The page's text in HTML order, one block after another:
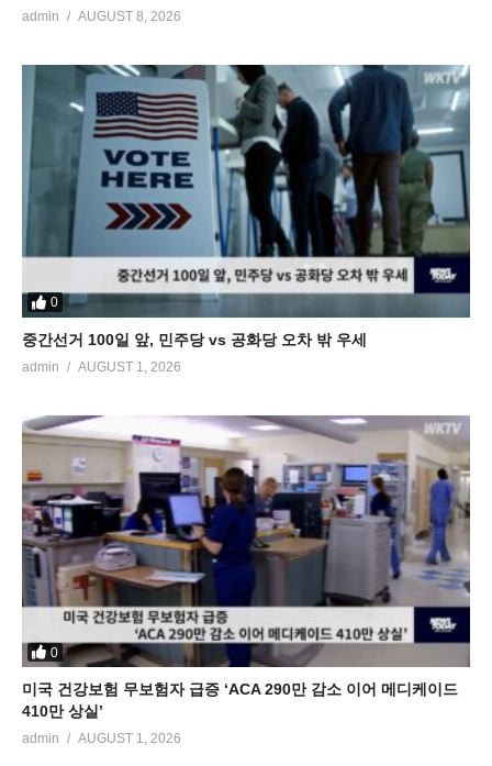
admin AUGUST 8, 2026
0
중간선거 100일 앞, 민주당 vs 공화당 오차 밖 우세
admin AUGUST 1, 2026
0
미국 건강보험 무보험자 급증 ‘ACA 290만 감소 이어 메디케이드
410만 상실’
admin AUGUST 1, 2026